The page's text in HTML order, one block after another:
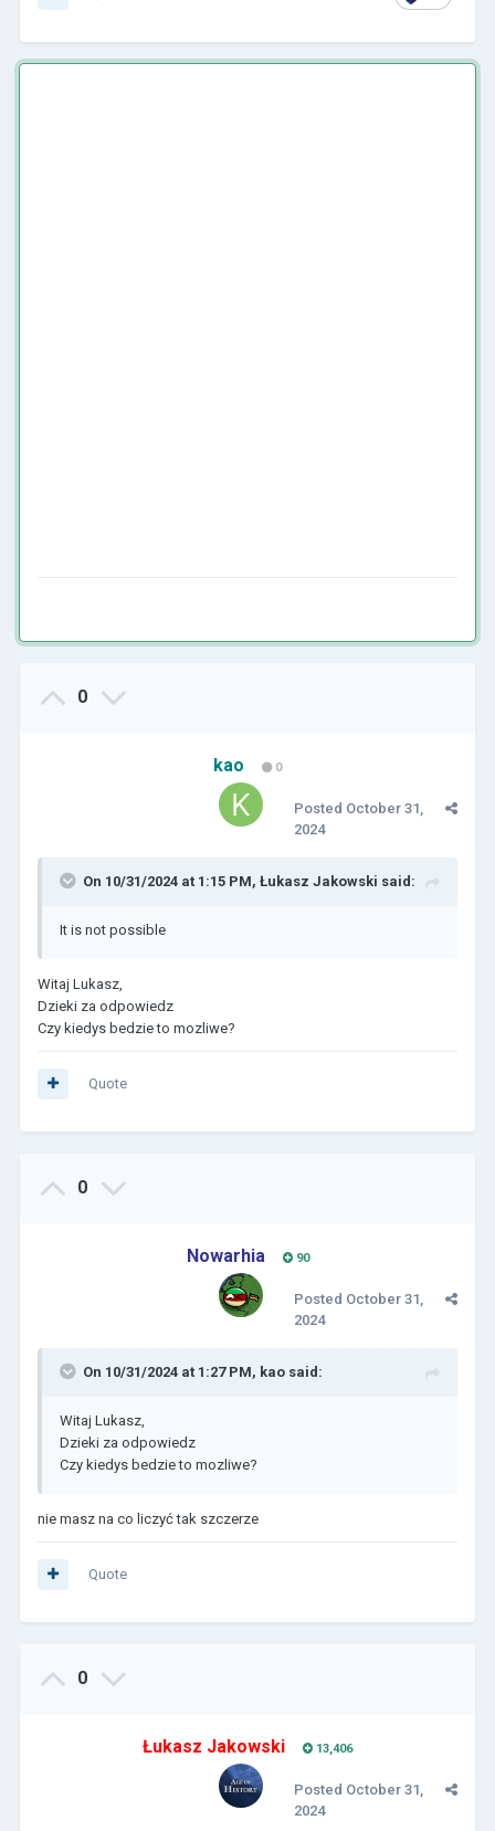
0
kao 0
Posted October 31,
2024
On 10/31/2024 at 1:15 PM, Łukasz Jakowski said:
It is not possible
Witaj Lukasz,
Dzieki za odpowiedz
Czy kiedys bedzie to mozliwe?
Quote
0
Nowarhia 90
Posted October 31,
2024
On 10/31/2024 at 1:27 PM, kao said:
Witaj Lukasz,
Dzieki za odpowiedz
Czy kiedys bedzie to mozliwe?
nie masz na co liczyć tak szczerze
Quote
0
Łukasz Jakowski 13,406
Posted October 31,
2024